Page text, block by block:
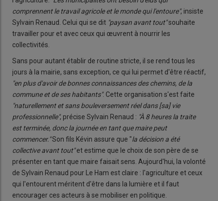
comprennent le travail agricole et le monde qui l'entoure", insiste
Sylvain Renaud. Celui qui se dit "paysan avant tout"souhaite
travailler pour et avec ceux qui œuvrent à nourrir les
collectivités.
Sans pour autant établir de routine stricte, il se rend tous les
jours à la mairie, sans exception, ce qui lui permet d'être réactif,
"en plus d'avoir de bonnes connaissances des chemins, de la
commune et de ses habitants". Cette organisation s'est faite
"naturellement et sans bouleversement réel dans [sa] vie
professionnelle", précise Sylvain Renaud : "À 8 heures la traite
est terminée, donc la journée en tant que maire peut
commencer."Son fils Kévin assure que "la décision a été
collective avant tout"et estime que le choix de son père de se
présenter en tant que maire faisait sens. Aujourd'hui, la volonté
de Sylvain Renaud pour Le Ham est claire : l'agriculture et ceux
qui l'entourent méritent d'être dans la lumière et il faut
encourager ces acteurs à se mobiliser en politique.